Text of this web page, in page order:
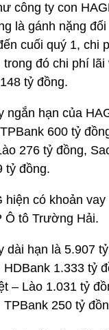
công ty con
là gánh nặng
cuối quý 1, chi
trong đó chi phí
tỷ đồng.
ngắn hạn của
600 tỷ
276 tỷ đồng,
tỷ đồng.
hiện có khoản
Ô tô Trường Hải.
dài hạn là 5.907
1.333 tỷ
– Lào 1.031 tỷ
TPBank 250 tỷ